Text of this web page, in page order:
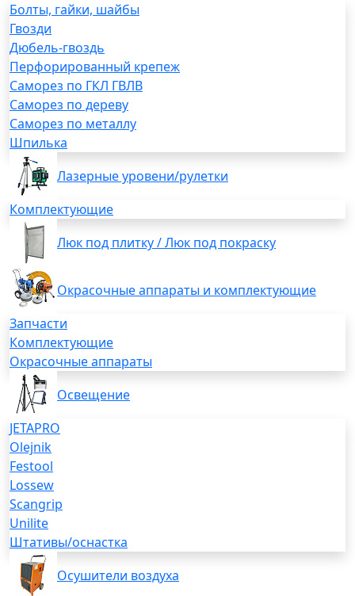
Болты, гайки, шайбы
Гвозди
Дюбель-гвоздь
Перфорированный крепеж
Саморез по ГКЛ ГВЛВ
Саморез по дереву
Саморез по металлу
Шпилька
Лазерные уровени/рулетки
Комплектующие
Люк под плитку / Люк под покраску
Окрасочные аппараты и комплектующие
Запчасти
Комплектующие
Окрасочные аппараты
Освещение
JETAPRO
Olejnik
Festool
Lossew
Scangrip
Unilite
Штативы/оснастка
Осушители воздуха